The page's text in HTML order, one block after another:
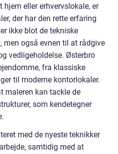
eller erhvervslokale, er
der har den rette erfaring
ikke blot de tekniske
men også evnen til at rådgive
vedligeholdelse. Østerbro
fra klassiske
til moderne kontorlokaler.
maleren kan tackle de
som kendetegner
med de nyeste teknikker
samtidig med at